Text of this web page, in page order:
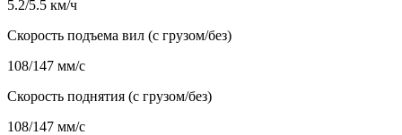
5.2/5.5 км/ч
Скорость подъема вил (с грузом/без)
108/147 мм/с
Скорость поднятия (с грузом/без)
108/147 мм/с